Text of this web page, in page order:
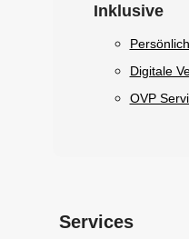
Inklusive
Digitale
OVP
Services